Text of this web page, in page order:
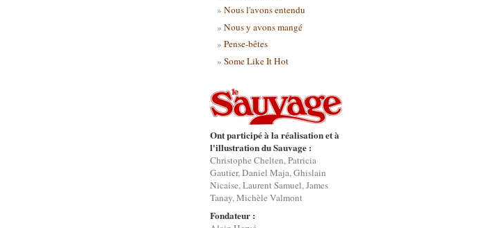
Nous l'avons entendu
Nous y avons mangé
Pense-bêtes
Some Like It Hot
Ont participé à la réalisation et à
l'illustration du Sauvage :
Christophe Chelten, Patricia
Gautier, Daniel Maja, Ghislain
Nicaise, Laurent Samuel, James
Tanay, Michèle Valmont
Fondateur :